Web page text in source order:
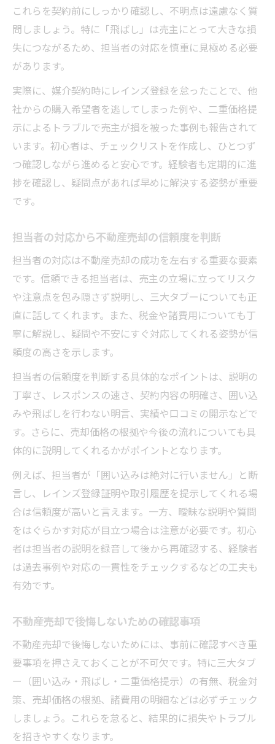
これらを契約前にしっかり確認し、不明点は遠慮なく質
問しましょう。特に「飛ばし」は売主にとって大きな損
失につながるため、担当者の対応を慎重に見極める必要
があります。
実際に、媒介契約時にレインズ登録を怠ったことで、他
社からの購入希望者を逃してしまった例や、二重価格提
示によるトラブルで売主が損を被った事例も報告されて
います。初心者は、チェックリストを作成し、ひとつず
つ確認しながら進めると安心です。経験者も定期的に進
捗を確認し、疑問点があれば早めに解決する姿勢が重要
です。
担当者の対応から不動産売却の信頼度を判断
担当者の対応は不動産売却の成功を左右する重要な要素
です。信頼できる担当者は、売主の立場に立ってリスク
や注意点を包み隠さず説明し、三大タブーについても正
直に話してくれます。また、税金や諸費用についても丁
寧に解説し、疑問や不安にすぐ対応してくれる姿勢が信
頼度の高さを示します。
担当者の信頼度を判断する具体的なポイントは、説明の
丁寧さ、レスポンスの速さ、契約内容の明確さ、囲い込
みや飛ばしを行わない明言、実績や口コミの開示などで
す。さらに、売却価格の根拠や今後の流れについても具
体的に説明してくれるかがポイントとなります。
例えば、担当者が「囲い込みは絶対に行いません」と断
言し、レインズ登録証明や取引履歴を提示してくれる場
合は信頼度が高いと言えます。一方、曖昧な説明や質問
をはぐらかす対応が目立つ場合は注意が必要です。初心
者は担当者の説明を録音して後から再確認する、経験者
は過去事例や対応の一貫性をチェックするなどの工夫も
有効です。
不動産売却で後悔しないための確認事項
不動産売却で後悔しないためには、事前に確認すべき重
要事項を押さえておくことが不可欠です。特に三大タブ
ー（囲い込み・飛ばし・二重価格提示）の有無、税金対
策、売却価格の根拠、諸費用の明細などは必ずチェック
しましょう。これらを怠ると、結果的に損失やトラブル
を招きやすくなります。